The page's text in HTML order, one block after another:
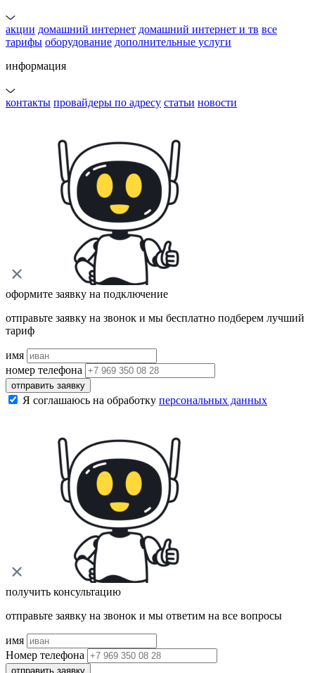
акции домашний интернет домашний интернет и тв все
тарифы оборудование дополнительные услуги
информация
контакты провайдеры по адресу статьи новости
оформите заявку на подключение
отправьте заявку на звонок и мы бесплатно подберем лучший
тариф
имя
номер телефона
отправить заявку
Я соглашаюсь на обработку персональных данных
получить консультацию
отправьте заявку на звонок и мы ответим на все вопросы
имя
Номер телефона
отправить заявку